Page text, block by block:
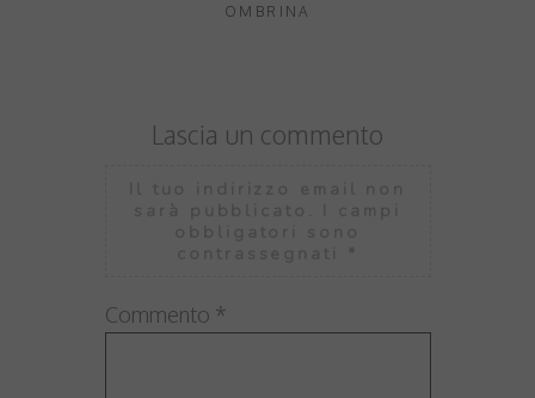
OMBRINA
Lascia un commento
Commento *